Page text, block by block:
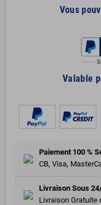
Vous
Valable
Paiement 100 %
CB, Visa,
Livraison Sous
Livraison Gratuite